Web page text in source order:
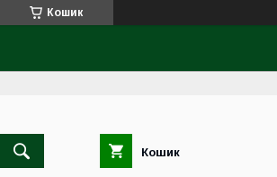
Кошик
Кошик